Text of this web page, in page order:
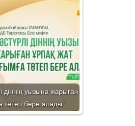
діннің уызына жарыған
төтеп бере алады"